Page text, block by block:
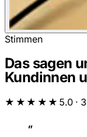
Stimmen
Das sagen
Kundinnen
★★★★★ 5.0 ·
„